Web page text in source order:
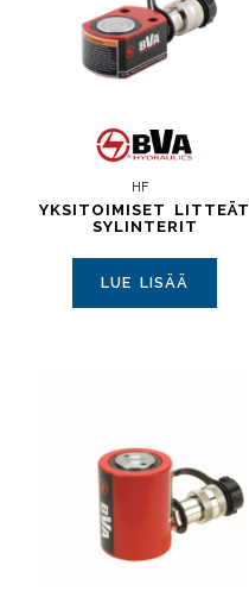
HF
YKSITOIMISET LITTEÄT
SYLINTERIT
LUE LISÄÄ